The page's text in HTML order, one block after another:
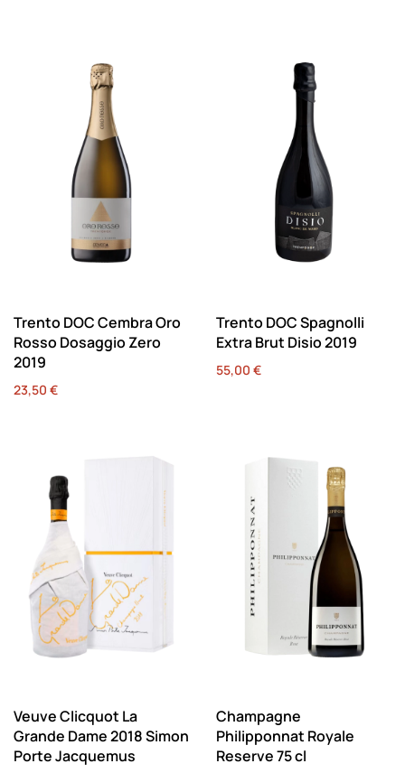
Trento DOC Cembra Oro
Rosso Dosaggio Zero
2019
23,50 €
Trento DOC Spagnolli
Extra Brut Disio 2019
55,00 €
Veuve Clicquot La
Grande Dame 2018 Simon
Porte Jacquemus
Champagne
Philipponnat Royale
Reserve 75 cl